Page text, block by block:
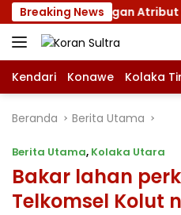
Langsung
ke
konten
Breaking News
XII dengan Atribut
Kendari Konawe Kolaka
Beranda Berita Utama
Berita Utama, Kolaka Utara
Bakar lahan
Telkomsel Kolut